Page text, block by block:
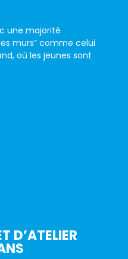
une majorité
murs” comme celui
où les jeunes sont
D’ATELIER